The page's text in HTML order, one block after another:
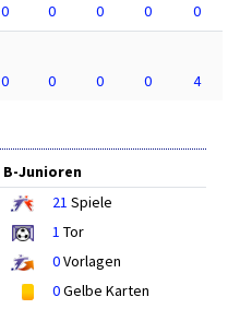
0 0 0 0
0
0 0 0 0 4
B-Junioren
21 Spiele
1 Tor
0Vorlagen
0Gelbe Karten